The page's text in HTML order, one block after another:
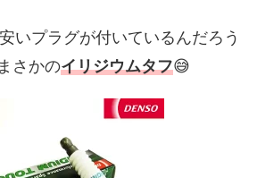
いプラグが付いているんだろう
さかのイリジウムタフ😅